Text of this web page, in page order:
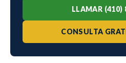
LLAMAR (410)
CONSULTA